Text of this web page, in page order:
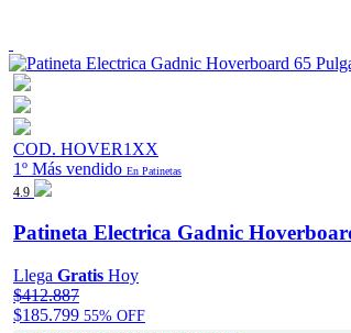
COD. HOVER1XX
1º Más vendido En Patinetas
4.9
Patineta Electrica Gadnic
Llega Gratis Hoy
$412.887
$185.799 55% OFF